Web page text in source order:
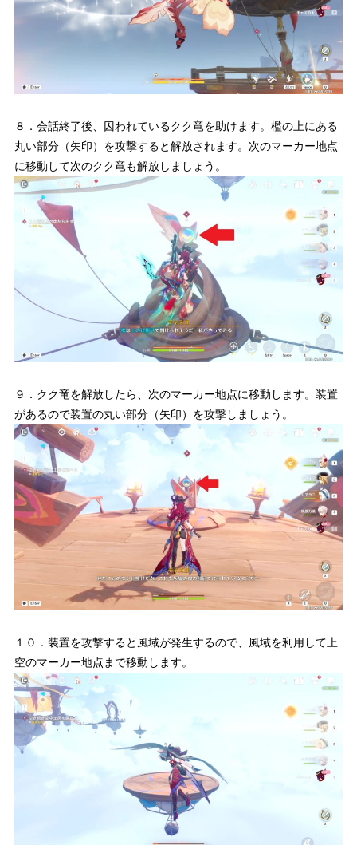
８．会話終了後、囚われているクク竜を助けます。檻の上にある
丸い部分（矢印）を攻撃すると解放されます。次のマーカー地点
に移動して次のクク竜も解放しましょう。
９．クク竜を解放したら、次のマーカー地点に移動します。装置
があるので装置の丸い部分（矢印）を攻撃しましょう。
１０．装置を攻撃すると風域が発生するので、風域を利用して上
空のマーカー地点まで移動します。